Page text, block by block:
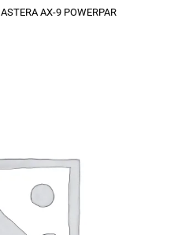
ASTERA AX-9 POWERPAR